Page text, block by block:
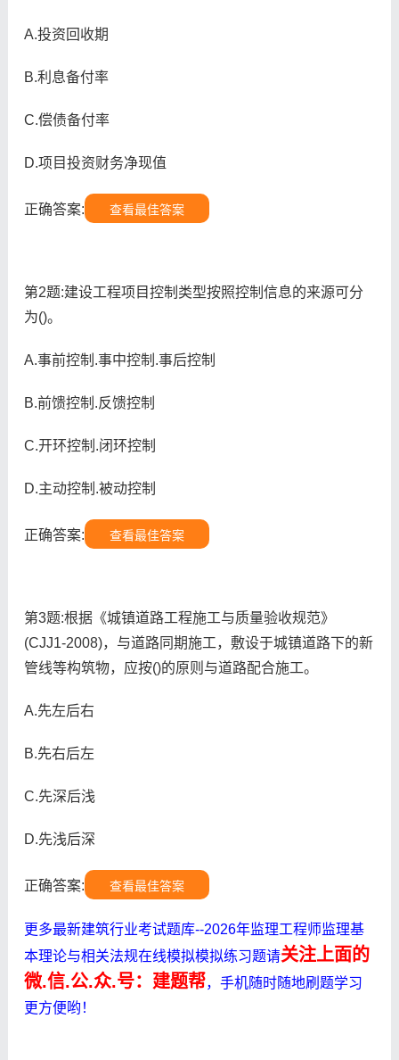
A.投资回收期
B.利息备付率
C.偿债备付率
D.项目投资财务净现值
正确答案: 查看最佳答案
第2题:建设工程项目控制类型按照控制信息的来源可分
为()。
A.事前控制.事中控制.事后控制
B.前馈控制.反馈控制
C.开环控制.闭环控制
D.主动控制.被动控制
正确答案: 查看最佳答案
第3题:根据《城镇道路工程施工与质量验收规范》
(CJJ1-2008)，与道路同期施工，敷设于城镇道路下的新
管线等构筑物，应按()的原则与道路配合施工。
A.先左后右
B.先右后左
C.先深后浅
D.先浅后深
正确答案: 查看最佳答案
更多最新建筑行业考试题库--2026年监理工程师监理基
本理论与相关法规在线模拟模拟练习题请关注上面的
微.信.公.众.号：建题帮，手机随时随地刷题学习
更方便哟！